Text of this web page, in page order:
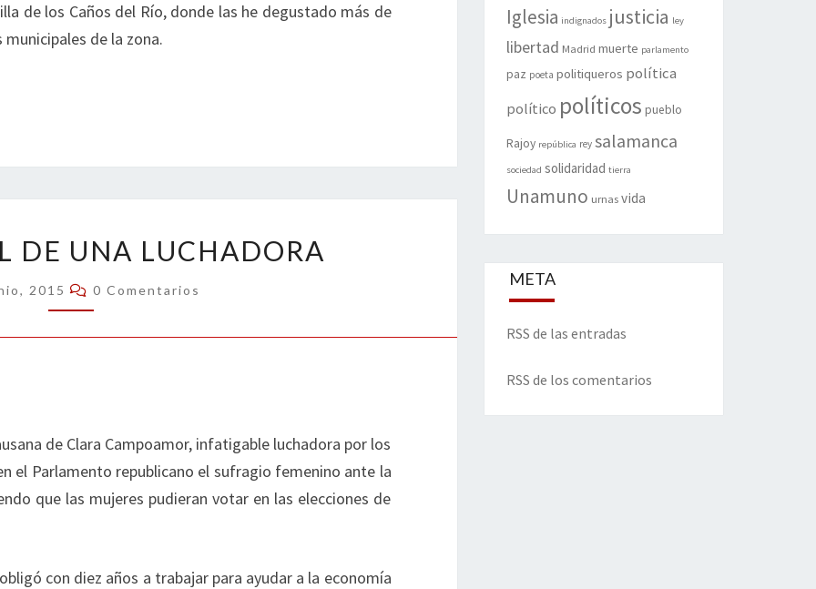
de los Caños del Río, donde las he degustado más de
de la zona.
FINAL
DE
UNA
LUCHADORA
DE UNA LUCHADORA
2015 Comentarios
0 Comentarios
de Clara Campoamor, infatigable luchadora por los
el Parlamento republicano el sufragio femenino ante la
que las mujeres pudieran votar en las elecciones de
con diez años a trabajar para ayudar a la economía
Iglesia indignados justicia ley
libertad Madrid muerte parlamento
paz poeta politiqueros política
político políticos pueblo
Rajoy república rey salamanca
sociedad solidaridad tierra
Unamuno urnas vida
META
RSS de las entradas
RSS de los comentarios